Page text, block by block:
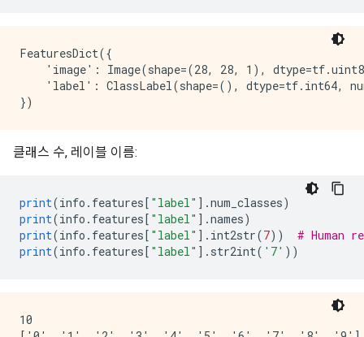
    }""",
FeaturesDict({
'image': Image(shape=(28, 28, 1),
'label': ClassLabel(shape=(), dtype=tf.int64,
클래스 수, 레이블 이름:
print(info . features [ "label" ].num_classes)
print(info . features [ "label" ].names)
print(info . features [ "label" ]. int2str(7))
# Human
print(info . features [ "label" ]. str2int( '7' ))
10